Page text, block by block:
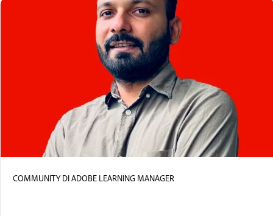
COMMUNITY DI ADOBE LEARNING MANAGER